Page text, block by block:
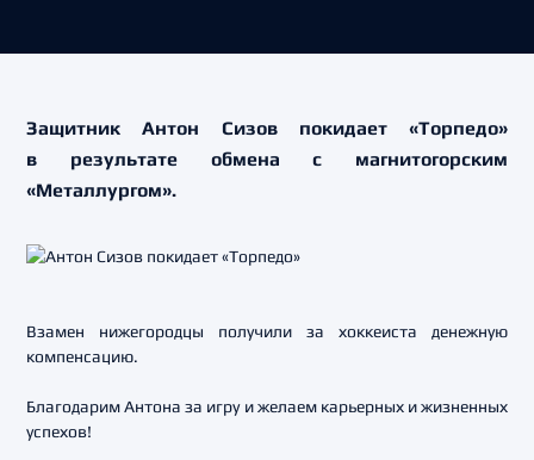
Защитник Антон Сизов покидает «Торпедо»
в результате обмена с магнитогорским
«Металлургом».
Взамен нижегородцы получили за хоккеиста денежную
компенсацию.
Благодарим Антона за игру и желаем карьерных и жизненных
успехов!